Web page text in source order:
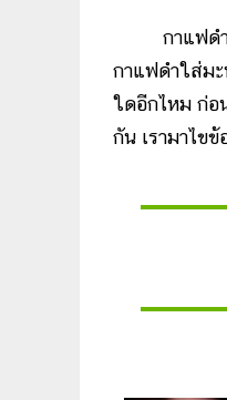
กาแฟด
กาแฟดำใส่มะ
ใดอีกไหม ก่อ
กัน เรามาไขข้